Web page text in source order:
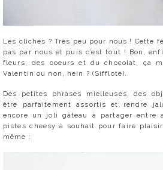
Les clichés ? Très peu pour nous ! Cette
pas par nous et puis c’est tout ! Bon,
fleurs, des coeurs et du chocolat, ça
Valentin ou non, hein ? (Sifflote).
Des petites phrases mielleuses, des
être parfaitement assortis et rendre
encore un joli gâteau à partager entre
pistes cheesy à souhait pour faire
même :